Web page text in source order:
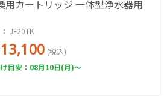
用カートリッジ 一体型浄水器用
JF20TK
(税込)
目安：08月10日(月)～